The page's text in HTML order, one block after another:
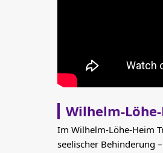
Wilhelm-
Im Wilhelm-Löhe-Heim
seelischer Behinderung